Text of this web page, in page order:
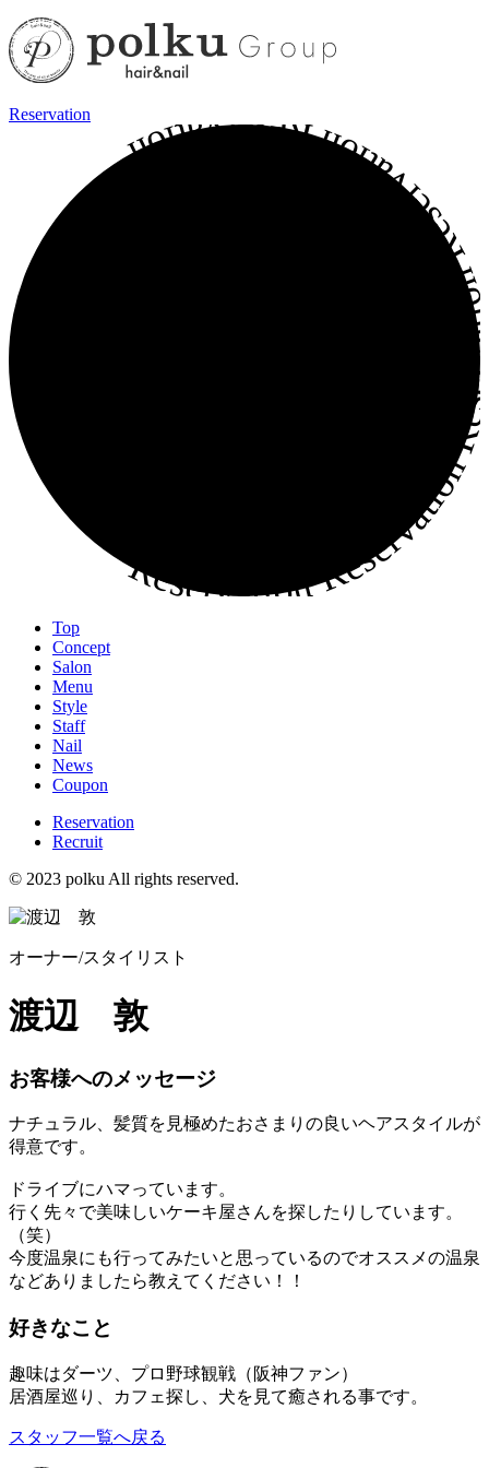
Reservation Reservation Reservation
Top
Concept
Salon
Menu
Style
Staff
Nail
News
Coupon
Reservation
Recruit
© 2023 polku All rights reserved.
オーナー/スタイリスト
渡辺 敦
お客様へのメッセージ
ナチュラル、髪質を見極めたおさまりの良いヘアスタイルが
得意です。
ドライブにハマっています。
行く先々で美味しいケーキ屋さんを探したりしています。
（笑）
今度温泉にも行ってみたいと思っているのでオススメの温泉
などありましたら教えてください！！
好きなこと
趣味はダーツ、プロ野球観戦（阪神ファン）
居酒屋巡り、カフェ探し、犬を見て癒される事です。
スタッフ一覧へ戻る